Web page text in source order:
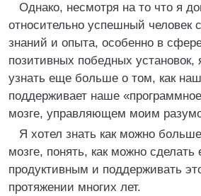
Однако, несмотря на то что я
относительно успешный человек
знаний и опыта, особенно в
позитивных победных
узнать еще больше о том, как
поддерживает наше
мозге, управляющем моим
Я хотел знать как можно
мозге, понять, как можно сделать
продуктивным и поддерживать
протяжении многих лет.